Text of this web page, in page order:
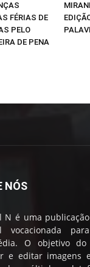
FÉRIAS DE
PELO
DE PENA
NÓS
N é uma
vocacionada
O objetivo
e editar imagens